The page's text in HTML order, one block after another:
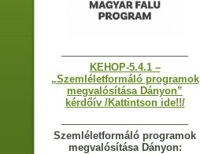
KEHOP-5.4.1 –
„Szemléletformáló programok
megvalósítása Dányon”
kérdőív /Kattintson ide!!/
Szemléletformáló programok
megvalósítása Dányon: